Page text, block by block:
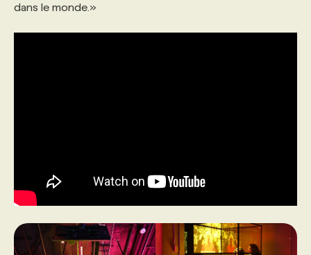
dans le monde.»